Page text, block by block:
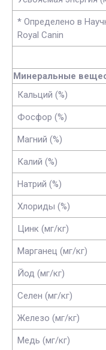
* Определено в
Royal Canin
Минеральные
Кальций (%)
Фосфор (%)
Магний (%)
Калий (%)
Натрий (%)
Хлориды (%)
Цинк (мг/кг)
Марганец (мг/кг)
Йод (мг/кг)
Селен (мг/кг)
Железо (мг/кг)
Медь (мг/кг)